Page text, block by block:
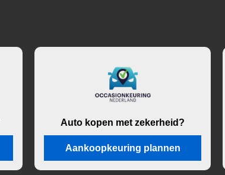
Auto kopen met zekerheid?
Aankoopkeuring plannen